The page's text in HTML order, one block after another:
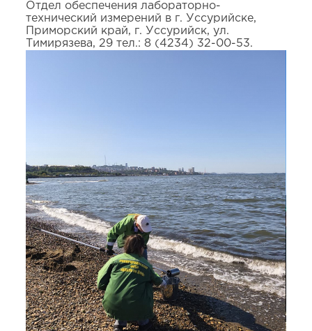
Отдел обеспечения лабораторно-
технический измерений в г. Уссурийске,
Приморский край, г. Уссурийск, ул.
Тимирязева, 29 тел.: 8 (4234) 32-00-53.